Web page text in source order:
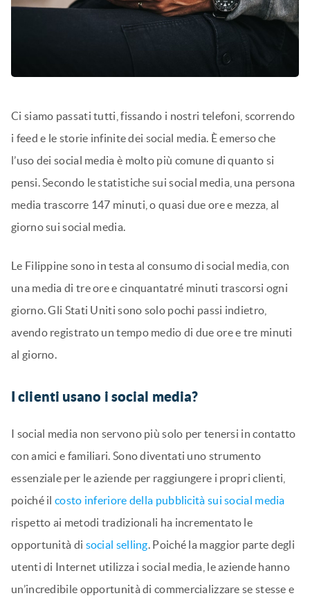
Ci siamo passati tutti, fissando i nostri telefoni, scorrendo
i feed e le storie infinite dei social media. È emerso che
l’uso dei social media è molto più comune di quanto si
pensi. Secondo le statistiche sui social media, una persona
media trascorre 147 minuti, o quasi due ore e mezza, al
giorno sui social media.
Le Filippine sono in testa al consumo di social media, con
una media di tre ore e cinquantatré minuti trascorsi ogni
giorno. Gli Stati Uniti sono solo pochi passi indietro,
avendo registrato un tempo medio di due ore e tre minuti
al giorno.
I clienti usano i social media?
I social media non servono più solo per tenersi in contatto
con amici e familiari. Sono diventati uno strumento
essenziale per le aziende per raggiungere i propri clienti,
poiché il costo inferiore della pubblicità sui social media
rispetto ai metodi tradizionali ha incrementato le
opportunità di social selling. Poiché la maggior parte degli
utenti di Internet utilizza i social media, le aziende hanno
un’incredibile opportunità di commercializzare se stesse e